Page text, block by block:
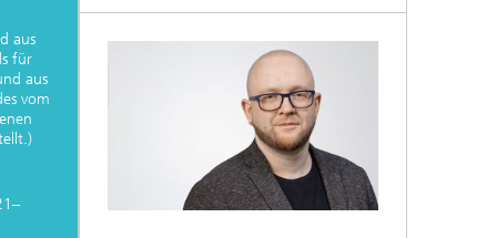
Kleben und Faserverbundtechnik
High-Speed-Laserbearbeitung
Laserschneiden
aus
für
aus
vom